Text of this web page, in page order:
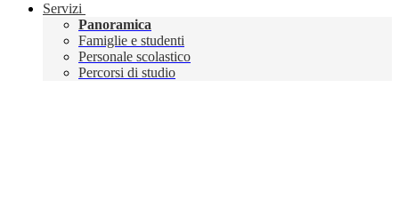
Servizi
Panoramica
Famiglie e studenti
Personale scolastico
Percorsi di studio